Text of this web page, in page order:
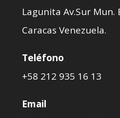
Lagunita Av.Sur Mun.
Caracas Venezuela.
Teléfono
+58 212 935 16 13
Email